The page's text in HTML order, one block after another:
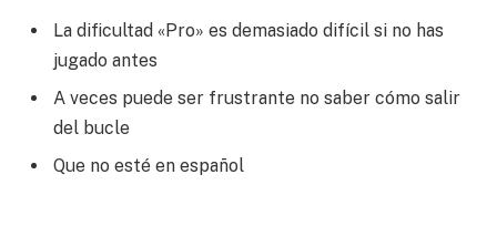
La dificultad «Pro» es demasiado difícil si no has
jugado antes
A veces puede ser frustrante no saber cómo salir
del bucle
Que no esté en español